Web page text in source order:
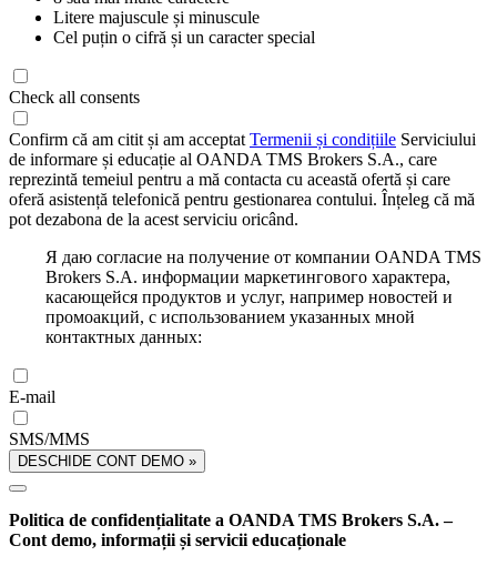
Litere majuscule și minuscule
Cel puțin o cifră și un caracter special
Check all consents
Confirm că am citit și am acceptat Termenii și condițiile Serviciului
de informare și educație al OANDA TMS Brokers S.A., care
reprezintă temeiul pentru a mă contacta cu această ofertă și care
oferă asistență telefonică pentru gestionarea contului. Înțeleg că mă
pot dezabona de la acest serviciu oricând.
Я даю согласие на получение от компании OANDA TMS
Brokers S.A. информации маркетингового характера,
касающейся продуктов и услуг, например новостей и
промоакций, с использованием указанных мной
контактных данных:
E-mail
SMS/MMS
DESCHIDE CONT DEMO »
Politica de confidențialitate a OANDA TMS Brokers S.A. –
Cont demo, informații și servicii educaționale